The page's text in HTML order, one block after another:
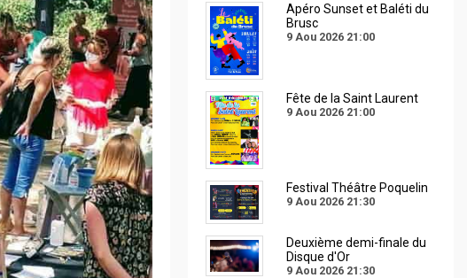
Apéro Sunset et Baléti du
Brusc
9 Aou 2026 21:00
Fête de la Saint Laurent
9 Aou 2026 21:00
Festival Théâtre Poquelin
9 Aou 2026 21:30
Deuxième demi-finale du
Disque d'Or
9 Aou 2026 21:30